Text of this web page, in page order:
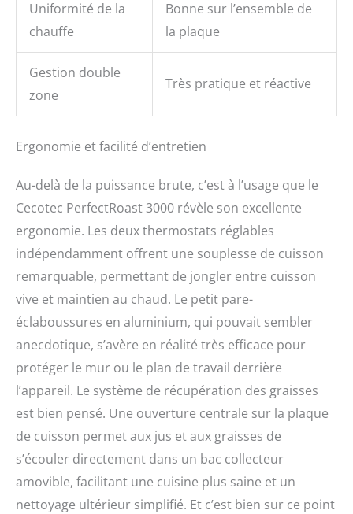
Uniformité de la
chauffe
Bonne sur l’ensemble de
la plaque
Gestion double
zone
Très pratique et réactive
Ergonomie et facilité d’entretien
Au-delà de la puissance brute, c’est à l’usage que le
Cecotec PerfectRoast 3000 révèle son excellente
ergonomie. Les deux thermostats réglables
indépendamment offrent une souplesse de cuisson
remarquable, permettant de jongler entre cuisson
vive et maintien au chaud. Le petit pare-
éclaboussures en aluminium, qui pouvait sembler
anecdotique, s’avère en réalité très efficace pour
protéger le mur ou le plan de travail derrière
l’appareil. Le système de récupération des graisses
est bien pensé. Une ouverture centrale sur la plaque
de cuisson permet aux jus et aux graisses de
s’écouler directement dans un bac collecteur
amovible, facilitant une cuisine plus saine et un
nettoyage ultérieur simplifié. Et c’est bien sur ce point